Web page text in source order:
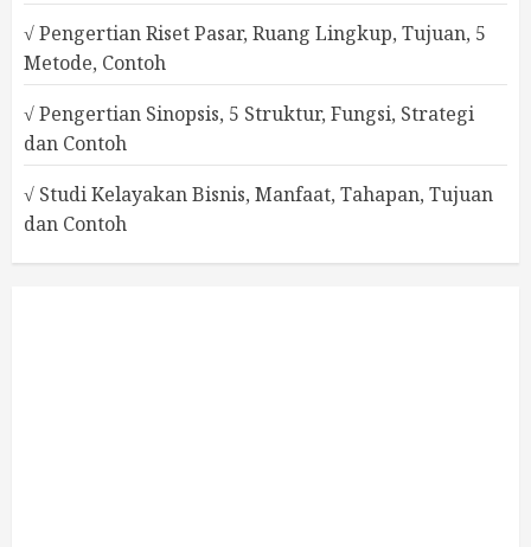
√ Pengertian Riset Pasar, Ruang Lingkup, Tujuan, 5
Metode, Contoh
√ Pengertian Sinopsis, 5 Struktur, Fungsi, Strategi
dan Contoh
√ Studi Kelayakan Bisnis, Manfaat, Tahapan, Tujuan
dan Contoh